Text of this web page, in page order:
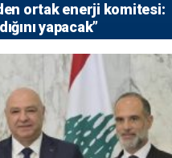
ortak enerji komitesi:
yapacak”